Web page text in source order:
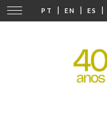
PT | EN | ES |
Modifier
la